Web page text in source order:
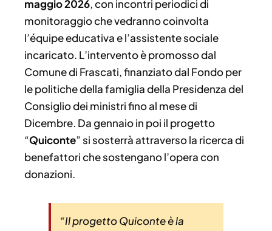
maggio 2026, con incontri periodici di
monitoraggio che vedranno coinvolta
l’équipe educativa e l’assistente sociale
incaricato. L’intervento è promosso dal
Comune di Frascati, finanziato dal Fondo per
le politiche della famiglia della Presidenza del
Consiglio dei ministri fino al mese di
Dicembre. Da gennaio in poi il progetto
“Quiconte” si sosterrà attraverso la ricerca di
benefattori che sostengano l’opera con
donazioni.
“Il progetto Quiconte è la